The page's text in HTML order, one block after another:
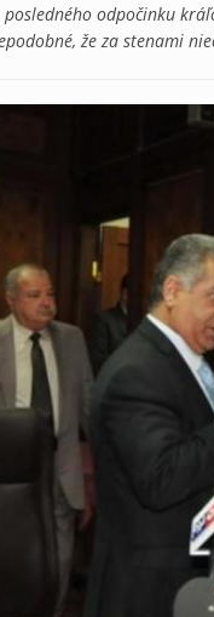
odpočinku
že za stenami